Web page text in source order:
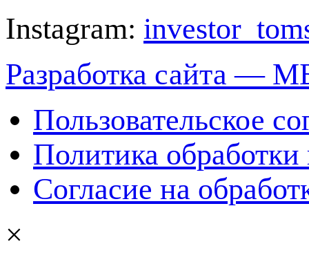
Instagram:
Разработка сайта —
Пользовательское
Политика
Согласие на
×